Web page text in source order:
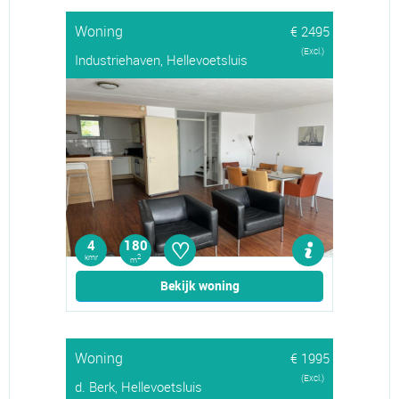
Woning
€ 2495
Industriehaven, Hellevoetsluis
(Excl.)
4
kmr
180
m2 ♡
Bekijk woning
Woning
€ 1995
d. Berk, Hellevoetsluis
(Excl.)